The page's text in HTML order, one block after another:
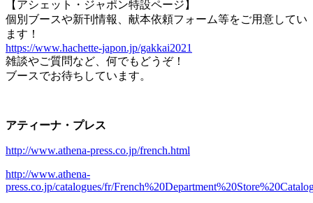
【アシェット・ジャポン特設ページ】
個別ブースや新刊情報、献本依頼フォーム等をご用意してい
ます！
https://www.hachette-japon.jp/gakkai2021
雑談やご質問など、何でもどうぞ！
ブースでお待ちしています。
アティーナ・プレス
http://www.athena-press.co.jp/french.html
http://www.athena-
press.co.jp/catalogues/fr/